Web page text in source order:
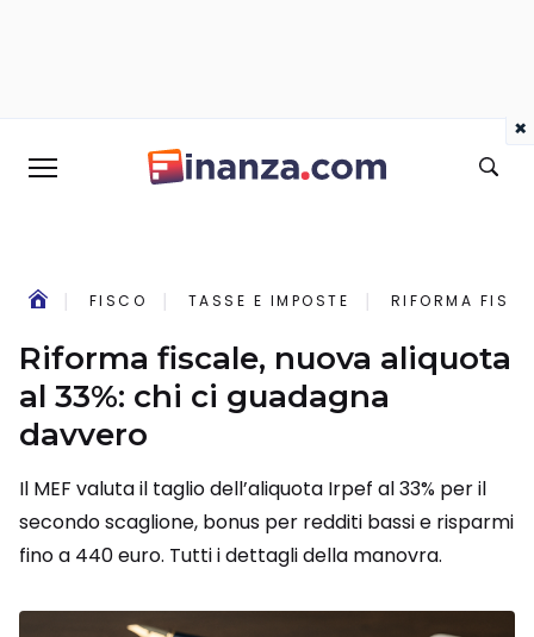
FISCO TASSE E IMPOSTE RIFORMA
Riforma fiscale, nuova aliquota
al 33%: chi ci guadagna
davvero
Il MEF valuta il taglio dell’aliquota Irpef al 33% per il
secondo scaglione, bonus per redditi bassi e risparmi
fino a 440 euro. Tutti i dettagli della manovra.
×